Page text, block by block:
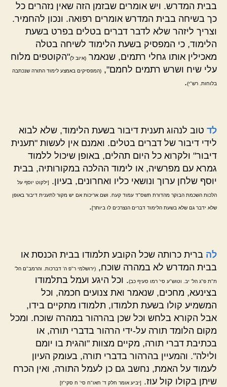
בבית המדרש. ויש אומרים שבזמן הזה שאין נזהרים כל
כך בשיחה בבית המדרש אומרים רפואה. ונכון להחמיר.
וצריך ליזהר שלא לדבר דברים בטלים בפרט בשעת
הלימוד, כי המפסיק בשעת הלימוד לשיחה בטלה
מאכילין אותו גחלי רתמים, שנאמר (איוב ל)"הקוטפים מלוח
עלי שיח ושרש רתמים לחמם", (המפסיקים באמצע לימוד התורה שנכתבה
בלוחות. רש"י).
לד טוב לנהוג תענית דיבור בשעת הלימוד, שלא לבוא
לידי דיבור של דברים בטלים. ואמנם אין לעשות "תענית
דיבור" ולקרוא כל היום תהלים, באופן שיכול ללמוד
גמרא עם מפרשיה, או לימוד ההלכה במקורותיה, בבית
יוסף שלחן ערוך ונושאי כליו ואחרונים, בעיון.
[ילקוט יוסף על
הלכות השכמת הבוקר מהדורת תשס"ד עמוד קעח. ושם אריכות אם יש מקור לתענית דיבור באופן
שלא ידבר גם שלא בשעת הלימוד דברים הנצרכים לו ביותר].
לה ברית כרותה שכל הקובע תלמודו בבית הכנסת או
בבית המדרש לא במהרה שוכח, (ירושלמי ר"פ ה' דברכות. והרמב"ם הל'
ת"ת פ"ג הל' יב. וטוש"ע סי' רמו סעיף כב). וכל היגע ועמל בתלמודו
בצינעא, מחכים, שנאמר ואת צנועים חכמה, וכל
המשמיע קולו בשעת תלמודו, תלמודו מתקיים בידו,
אבל הקורא בלחש וכל שכן בהרהור במהרה שוכח. ומכל
מקום הלומד תורה על-ידי הרהור בדברי תורה, או
בכתיבת דברי תורה, מקיים מצוות "והגית בו יומם
ולילה". והמעיין בהרהור בדברי תורה, בעומק העיון
לעמוד על האמת, נחשב גם כן לעמל התורה, ואין הכרח
שיתן בקולו קול עוז.
[יביע אומר חלק ד' חאו"ח סי' ח סקי"ז]